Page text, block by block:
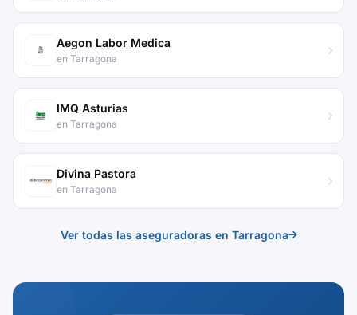
Aegon Labor Medica
en Tarragona
IMQ Asturias
en Tarragona
Divina Pastora
en Tarragona
Ver todas las aseguradoras en Tarragona